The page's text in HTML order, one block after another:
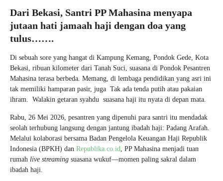
Dari Bekasi, Santri PP Mahasina menyapa
jutaan hati jamaah haji dengan doa yang
tulus…….
Di sebuah sore yang hangat di Kampung Kemang, Pondok Gede, Kota
Bekasi, ribuan kilometer dari Tanah Suci, suasana di Pondok Pesantren
Mahasina terasa berbeda. Memang, di lembaga pendidikan yang asri ini
tak memiliki hamparan pasir, juga Tak ada tenda putih atau pakaian
ihram. Walakin getaran syahdu suasana haji itu nyata di depan mata.
Rabu, 26 Mei 2026, pesantren yang dipenuhi para santri itu mendadak
seolah terhubung langsung dengan jantung ibadah haji: Padang Arafah.
Melalui kolaborasi bersama Badan Pengelola Keuangan Haji Republik
Indonesia (BPKH) dan Republika.co.id , PP Mahasina menjadi tuan
rumah live streaming suasana wukuf—momen paling sakral dalam
ibadah haji.